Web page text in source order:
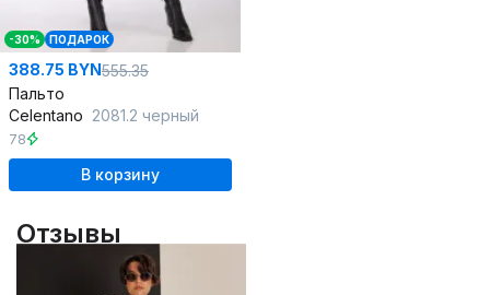
-30% ПОДАРОК
388.75 BYN555.35
Пальто
Celentano 2081.2 черный
78
В корзину
Отзывы